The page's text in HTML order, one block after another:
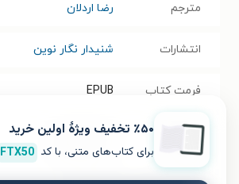
مترجم رضا اردلان
انتشارات شنیدار نگار نوین
فرمت کتاب EPUB
حجم فایل
کتاب
٪۵۰ تخفیف ویژۀ اولین خرید
برای کتاب‌های متنی، با کد FTX50